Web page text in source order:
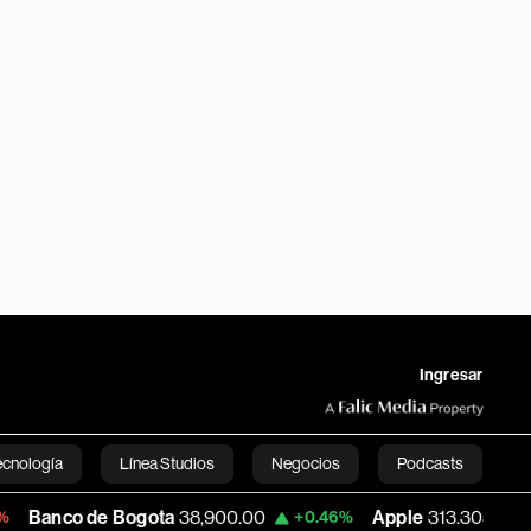
Ingresar
Línea Studios Negocios Podcasts
English
Bogota 38,900.00 +0.46% Apple 313.305 +0.25%